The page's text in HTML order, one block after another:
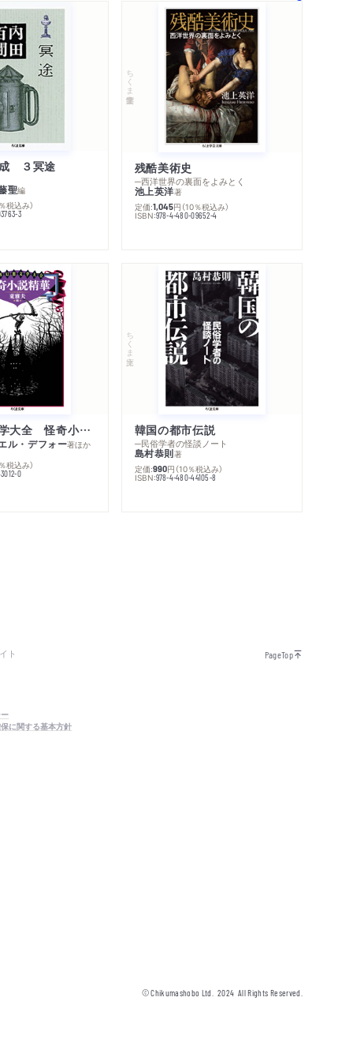
３冥途
聖編
税込み）
3
ちくま学芸文庫
残酷美術史
─西洋世界の裏面をよみとく
池上英洋著
定価:1,045円 （10％税込み）
ISBN:978-4-480-09652-4
世界幻想文学大全 怪奇小説精華
ル・デフォー著ほか
税込み）
0
ちくま文庫
韓国の都市伝説
─民俗学者の怪談ノート
島村恭則著
定価:990円 （10％税込み）
ISBN:978-4-480-44105-8
ト
に関する基本方針
PageTop
© Chikumashobo Ltd. 2024 All Rights Reserved.